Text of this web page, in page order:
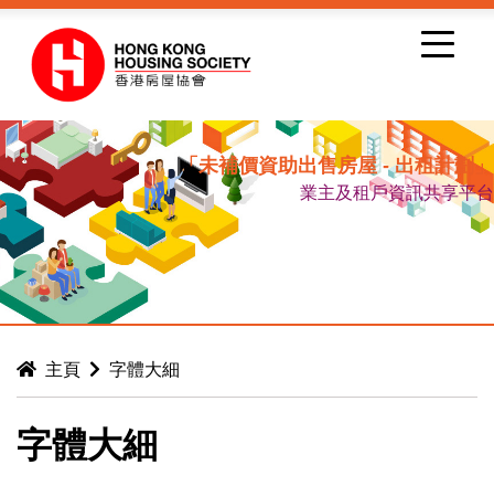
跳到內容
「未補價資助出售房屋 - 出租計劃」
業主及租戶資訊共享平台
主頁 字體大細
字體大細